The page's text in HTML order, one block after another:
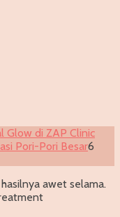
Glow di ZAP Clinic
Pori-Pori Besar6
awet selama.